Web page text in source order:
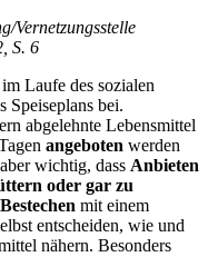
Vernetzungsstelle
S. 6
Laufe des sozialen
Speiseplans bei.
abgelehnte Lebensmittel
angeboten werden
wichtig, dass Anbieten
oder gar zu
mit einem
entscheiden, wie und
nähern. Besonders